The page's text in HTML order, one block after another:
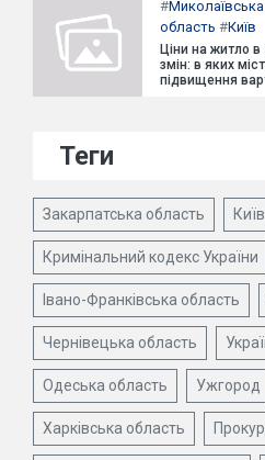
#
область #Київ
Ціни на житло в
змін: в яких
підвищення
Теги
Закарпатська область Київ
Кримінальний кодекс України
Івано-Франківська область
Чернівецька область
Одеська область Ужгород
Харківська область